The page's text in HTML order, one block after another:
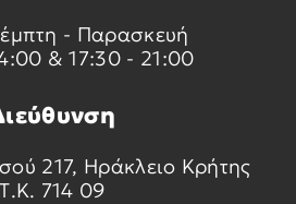
- Παρασκευή
& 17:30 - 21:00
217, Ηράκλειο Κρήτης
Τ.Κ. 714 09